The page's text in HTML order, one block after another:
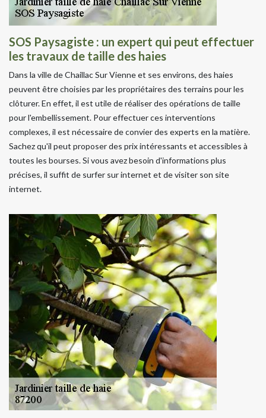
SOS Paysagiste : un expert qui peut effectuer
les travaux de taille des haies
Dans la ville de Chaillac Sur Vienne et ses environs, des haies
peuvent être choisies par les propriétaires des terrains pour les
clôturer. En effet, il est utile de réaliser des opérations de taille
pour l'embellissement. Pour effectuer ces interventions
complexes, il est nécessaire de convier des experts en la matière.
Sachez qu'il peut proposer des prix intéressants et accessibles à
toutes les bourses. Si vous avez besoin d'informations plus
précises, il suffit de surfer sur internet et de visiter son site
internet.